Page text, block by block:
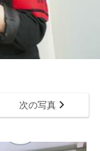
次の写真